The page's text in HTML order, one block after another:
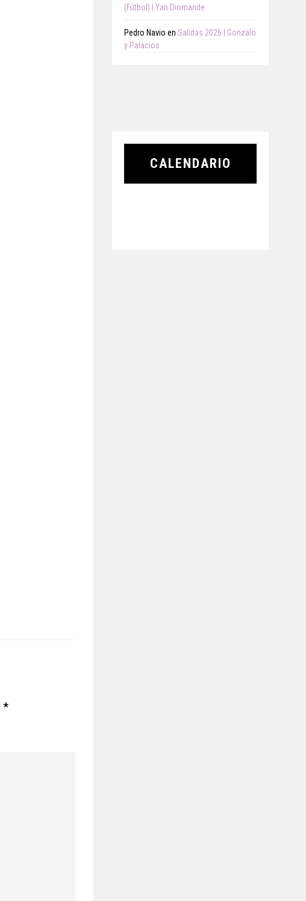
*
(Fútbol) | Yan Diomande
Pedro Navio en Salidas 2026 | Gonzalo
y Palacios
CALENDARIO